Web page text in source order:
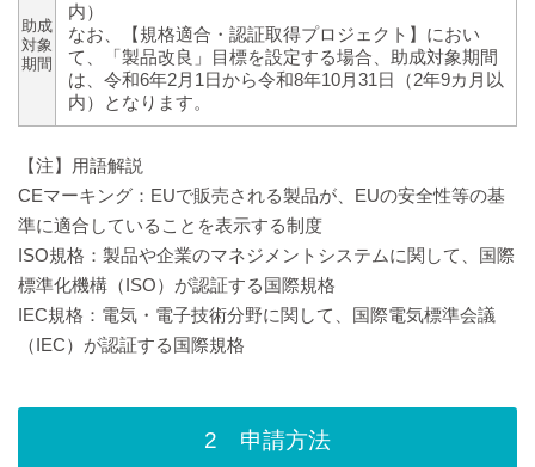
助成
対象
期間
内）
なお、【規格適合・認証取得プロジェクト】におい
て、「製品改良」目標を設定する場合、助成対象期間
は、令和6年2月1日から令和8年10月31日（2年9カ月以
内）となります。
【注】用語解説
CEマーキング：EUで販売される製品が、EUの安全性等の基
準に適合していることを表示する制度
ISO規格：製品や企業のマネジメントシステムに関して、国際
標準化機構（ISO）が認証する国際規格
IEC規格：電気・電子技術分野に関して、国際電気標準会議
（IEC）が認証する国際規格
2 申請方法